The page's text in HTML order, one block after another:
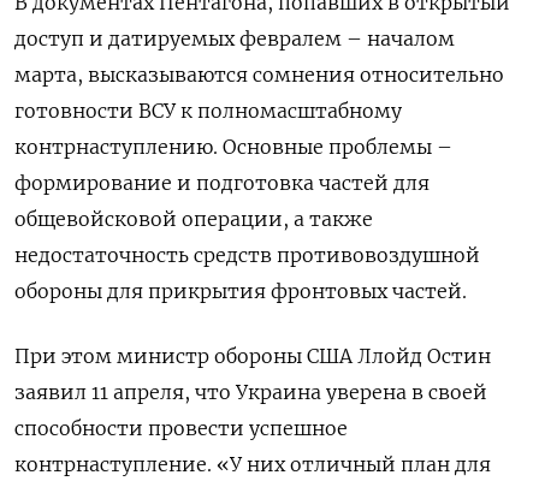
доступ и датируемых февралем – началом
марта, высказываются сомнения относительно
готовности ВСУ к полномасштабному
контрнаступлению. Основные проблемы –
формирование и подготовка частей для
общевойсковой операции, а также
недостаточность средств противовоздушной
обороны для прикрытия фронтовых частей.
При этом министр обороны США Ллойд Остин
заявил 11 апреля, что Украина уверена в своей
способности провести успешное
контрнаступление. «У них отличный план для